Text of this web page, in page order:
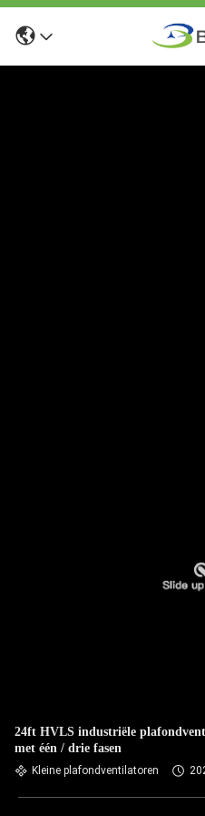
24ft HVLS industriële
met één / drie fasen
Kleine plafondventilatoren